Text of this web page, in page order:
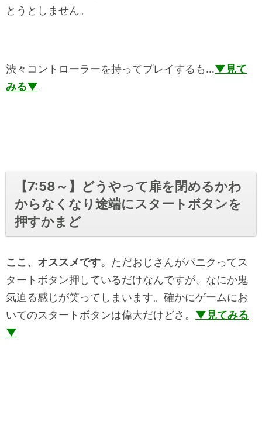
とうとしません。
渋々コントローラーを持ってプレイするも…▼見て
みる▼
【7:58～】どうやって扉を閉めるかわ
からなくなり途端にスタートボタンを
押すかまど
ここ、オススメです。 ただおじさんがパニクってス
タートボタン押しているだけなんですが、なにか鬼
気迫る感じが笑ってしまいます。確かにゲームにお
いてのスタートボタンは偉大だけどさ。 ▼見てみる
▼